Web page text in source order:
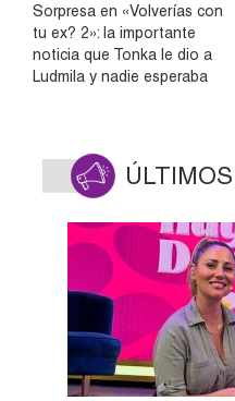
Sorpresa en «Volverías con
tu ex? 2»: la importante
noticia que Tonka le dio a
Ludmila y nadie esperaba
ÚLTIMOS